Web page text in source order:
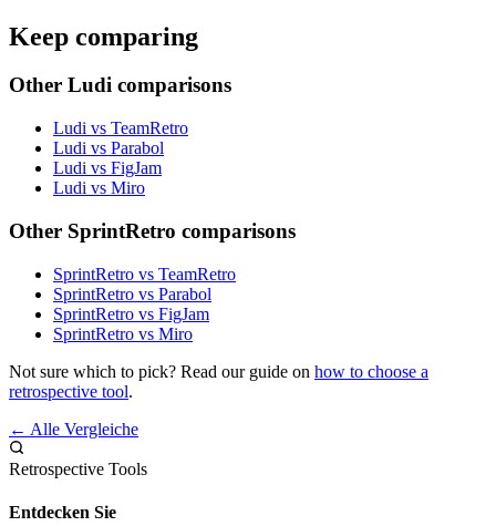
Keep comparing
Other Ludi comparisons
Ludi vs TeamRetro
Ludi vs Parabol
Ludi vs FigJam
Ludi vs Miro
Other SprintRetro comparisons
SprintRetro vs TeamRetro
SprintRetro vs Parabol
SprintRetro vs FigJam
SprintRetro vs Miro
Not sure which to pick? Read our guide on how to choose a
retrospective tool.
← Alle Vergleiche
Retrospective Tools
Entdecken Sie